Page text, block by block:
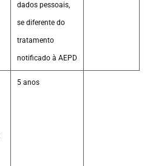
dados pessoais,
se diferente do
tratamento
notificado à AEPD
5 anos